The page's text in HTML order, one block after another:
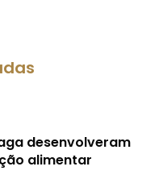
desenvolveram
alimentar